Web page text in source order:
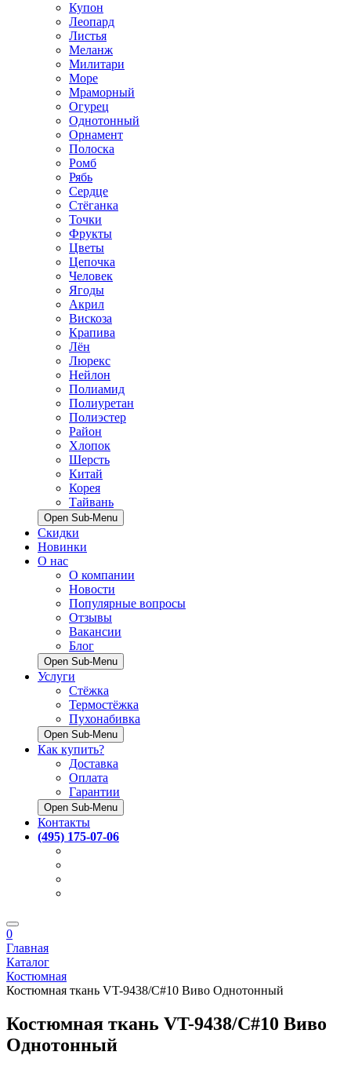
Купон
Леопард
Листья
Меланж
Милитари
Море
Мраморный
Огурец
Однотонный
Орнамент
Полоска
Ромб
Рябь
Сердце
Стёганка
Точки
Фрукты
Цветы
Цепочка
Человек
Ягоды
Акрил
Вискоза
Крапива
Лён
Люрекс
Нейлон
Полиамид
Полиуретан
Полиэстер
Район
Хлопок
Шерсть
Китай
Корея
Тайвань
Open Sub-Menu
Скидки
Новинки
О нас
О компании
Новости
Популярные вопросы
Отзывы
Вакансии
Блог
Open Sub-Menu
Услуги
Стёжка
Термостёжка
Пухонабивка
Open Sub-Menu
Как купить?
Доставка
Оплата
Гарантии
Open Sub-Menu
Контакты
(495) 175-07-06
0
Главная
Каталог
Костюмная
Костюмная ткань VT-9438/C#10 Виво Однотонный
Костюмная ткань VT-9438/C#10 Виво
Однотонный